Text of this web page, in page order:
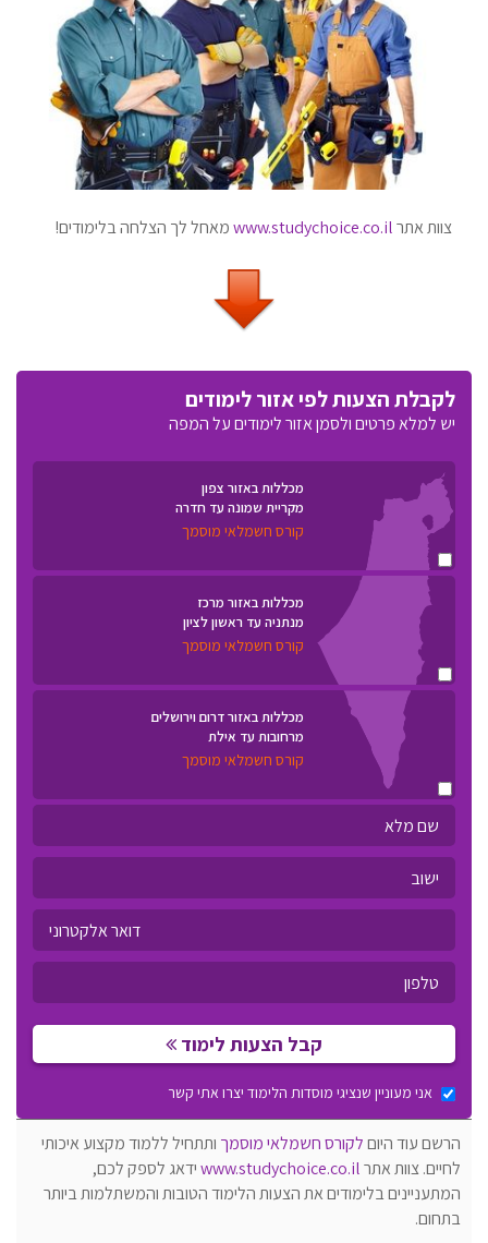
צוות אתרwww.studychoice.co.ilמאחל לך הצלחה בלימודים!
לקבלת הצעות לפי אזור לימודים
יש למלא פרטים ולסמן אזור לימודים על המפה
מכללות באזור צפון
מקריית שמונה עד חדרה
קורס חשמלאי מוסמך
מכללות באזור מרכז
מנתניה עד ראשון לציון
קורס חשמלאי מוסמך
מכללות באזור דרום וירושלים
מרחובות עד אילת
קורס חשמלאי מוסמך
קבל הצעות לימוד
אני מעוניין שנציגי מוסדות הלימוד יצרו אתי קשר
הרשם עוד היוםלקורס חשמלאי מוסמך ותתחיל ללמוד מקצוע איכותי
לחיים. צוות אתרwww.studychoice.co.ilידאג לספק לכם,
המתעניינים בלימודים את הצעות הלימוד הטובות והמשתלמות ביותר
בתחום.